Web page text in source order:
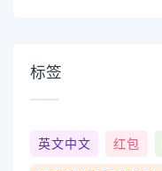
标签
英文中文 红包